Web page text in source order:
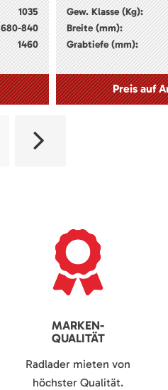
1035
680-840
1460
Gew. Klasse (Kg):
Breite (mm):
Grabtiefe (mm):
Preis auf
MARKEN-
QUALITÄT
Radlader mieten von
höchster Qualität.